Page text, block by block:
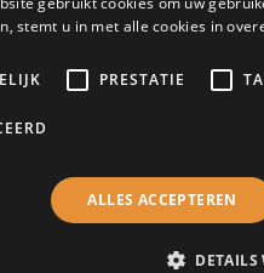
banking autour d’une
avec eux, une
20.00 : conférence
21.00 : drink & networking
la conférence :
stemt u in met alle cookies in
PRESTATIE
ALLES ACCEPTEREN
DETAILS